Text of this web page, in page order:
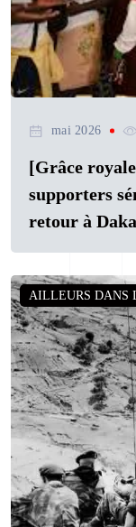
mai 2026
[Grâce
supporters
retour à
AILLEURS DANS